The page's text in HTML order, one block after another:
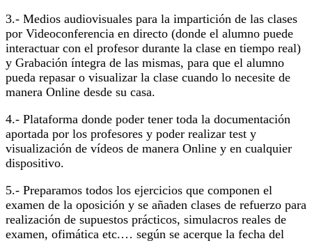
3.- Medios audiovisuales para la impartición de las clases
por Videoconferencia en directo (donde el alumno puede
interactuar con el profesor durante la clase en tiempo real)
y Grabación íntegra de las mismas, para que el alumno
pueda repasar o visualizar la clase cuando lo necesite de
manera Online desde su casa.
4.- Plataforma donde poder tener toda la documentación
aportada por los profesores y poder realizar test y
visualización de vídeos de manera Online y en cualquier
dispositivo.
5.- Preparamos todos los ejercicios que componen el
examen de la oposición y se añaden clases de refuerzo para
realización de supuestos prácticos, simulacros reales de
examen, ofimática etc.… según se acerque la fecha del